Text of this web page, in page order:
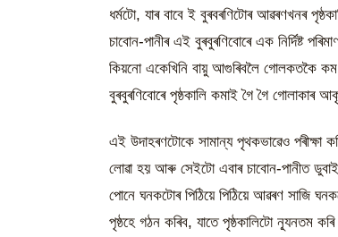
ধৰ্মটো, যাৰ বাবে ই বুৰবৰণিটোৰ আৱৰণখনৰ
চাবোন-পানীৰ এই বুৰবুৰণিবোৰে এক নিৰ্দিষ্ট
কিয়নো একেখিনি বায়ু আগুৰিবলৈ গোলকতকৈ কম
বুৰবুৰণিবোৰে পৃষ্ঠকালি কমাই গৈ গৈ গোলাকাৰ
এই উদাহৰণটোকে সামান্য পৃথকভাৱেও পৰীক্ষা
লোৱা হয় আৰু সেইটো এবাৰ চাবোন-পানীত
পোনে ঘনকটোৰ পিঠিয়ে পিঠিয়ে আৱৰণ সাজি
পৃষ্ঠহে গঠন কৰিব, যাতে পৃষ্ঠকালিটো ন্যূনতম